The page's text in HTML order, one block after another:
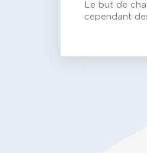
Le but de
cependant